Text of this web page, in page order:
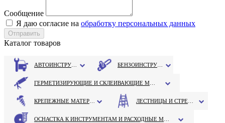
Сообщение
Я даю согласие на обработку персональных данных
Каталог товаров